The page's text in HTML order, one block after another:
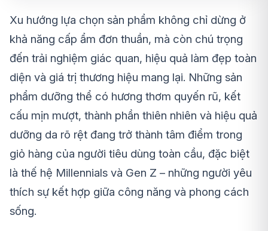
Xu hướng lựa chọn sản phẩm không chỉ dừng ở
khả năng cấp ẩm đơn thuần, mà còn chú trọng
đến trải nghiệm giác quan, hiệu quả làm đẹp toàn
diện và giá trị thương hiệu mang lại. Những sản
phẩm dưỡng thể có hương thơm quyến rũ, kết
cấu mịn mượt, thành phần thiên nhiên và hiệu quả
dưỡng da rõ rệt đang trở thành tâm điểm trong
giỏ hàng của người tiêu dùng toàn cầu, đặc biệt
là thế hệ Millennials và Gen Z – những người yêu
thích sự kết hợp giữa công năng và phong cách
sống.